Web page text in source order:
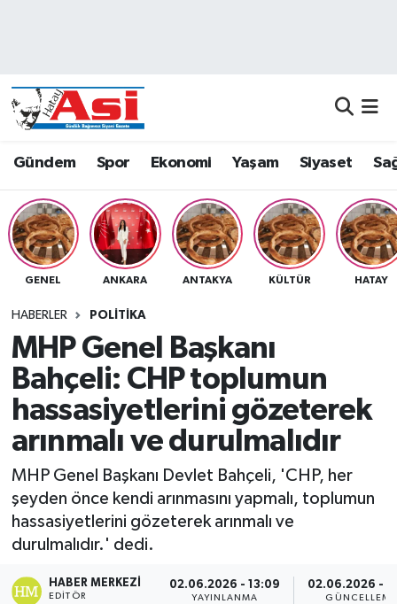
Gündem Spor Ekonomi Yaşam Siyaset
GENEL ANKARA ANTAKYA KÜLTÜR HATAY
HABERLER POLITIKA
MHP Genel Başkanı
Bahçeli: CHP toplumun
hassasiyetlerini gözeterek
arınmalı ve durulmalıdır
MHP Genel Başkanı Devlet Bahçeli, 'CHP, her
şeyden önce kendi arınmasını yapmalı, toplumun
hassasiyetlerini gözeterek arınmalı ve
durulmalıdır.' dedi.
HABER MERKEZI
EDITÖR
02.06.2026 - 13:09
YAYINLANMA
02.06.2026 -
GÜNCELLEME
Dünya
Eğitim
Ekonomi
Gündem
Sağlık
Siyaset
Teknoloji
Yaşam
Hava Durumu
Namaz Vakitleri
Trafik Durumu
Süper Lig Puan Durumu ve Fikstür
Son Dakika Haberleri
Haber Arşivi